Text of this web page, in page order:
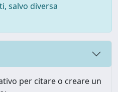
salvo diversa
per citare o creare un